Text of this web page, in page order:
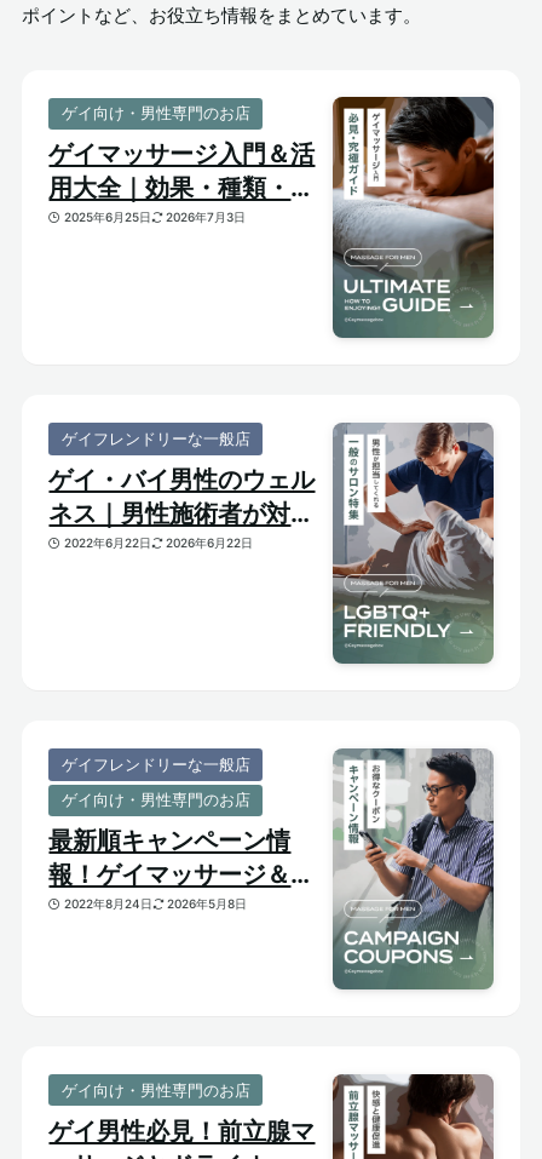
ポイントなど、お役立ち情報をまとめています。
ゲイ向け・男性専門のお店
ゲイマッサージ入門＆活
用大全｜効果・種類・選
び方がわかる体験ガイド
2025年6月25日 2026年7月3日
ゲイフレンドリーな一般店
ゲイ・バイ男性のウェル
ネス｜男性施術者が対応
してくれるゲイフレンド
2022年6月22日 2026年6月22日
ゲイフレンドリーな一般店
ゲイ向け・男性専門のお店
最新順キャンペーン情
報！ゲイマッサージ＆メ
ンズ向けサロンのお得割
2022年8月24日 2026年5月8日
ゲイ向け・男性専門のお店
ゲイ男性必見！前立腺マ